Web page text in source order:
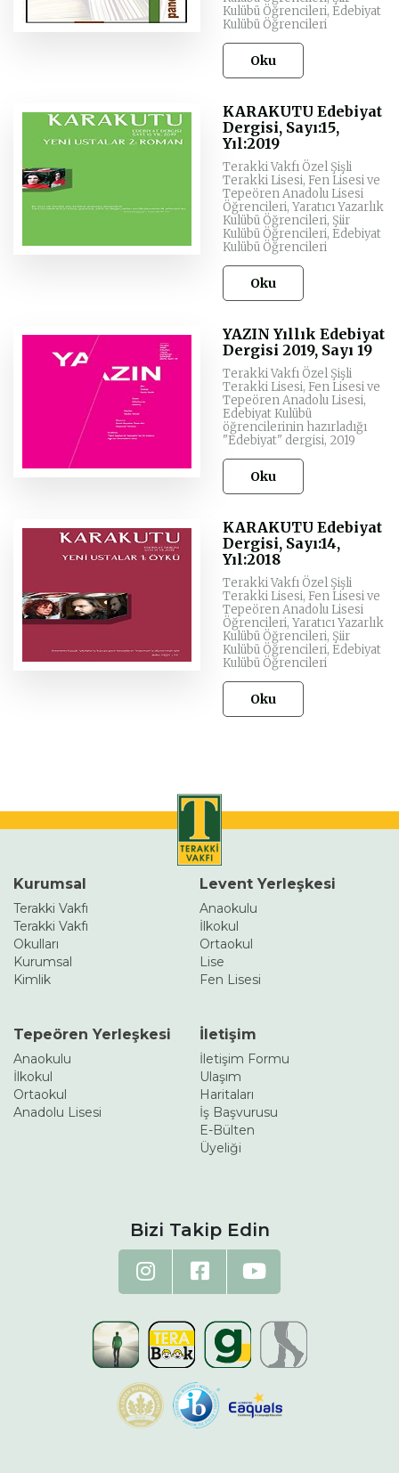
Kulübü Öğrencileri, Edebiyat
Kulübü Öğrencileri
Oku
KARAKUTU Edebiyat
Dergisi, Sayı:15,
Yıl:2019
Terakki Vakfı Özel Şişli
Terakki Lisesi, Fen Lisesi ve
Tepeören Anadolu Lisesi
Öğrencileri, Yaratıcı Yazarlık
Kulübü Öğrencileri, Şiir
Kulübü Öğrencileri, Edebiyat
Kulübü Öğrencileri
Oku
YAZIN Yıllık Edebiyat
Dergisi 2019, Sayı 19
Terakki Vakfı Özel Şişli
Terakki Lisesi, Fen Lisesi ve
Tepeören Anadolu Lisesi,
Edebiyat Kulübü
öğrencilerinin hazırladığı
"Edebiyat" dergisi, 2019
Oku
KARAKUTU Edebiyat
Dergisi, Sayı:14,
Yıl:2018
Terakki Vakfı Özel Şişli
Terakki Lisesi, Fen Lisesi ve
Tepeören Anadolu Lisesi
Öğrencileri, Yaratıcı Yazarlık
Kulübü Öğrencileri, Şiir
Kulübü Öğrencileri, Edebiyat
Kulübü Öğrencileri
Oku
Kurumsal
Terakki Vakfı
Terakki Vakfı
Okulları
Kurumsal
Kimlik
Levent Yerleşkesi
Anaokulu
İlkokul
Ortaokul
Lise
Fen Lisesi
Tepeören Yerleşkesi
Anaokulu
İlkokul
Ortaokul
Anadolu Lisesi
İletişim
İletişim Formu
Ulaşım
Haritaları
İş Başvurusu
E-Bülten
Üyeliği
Bizi Takip Edin